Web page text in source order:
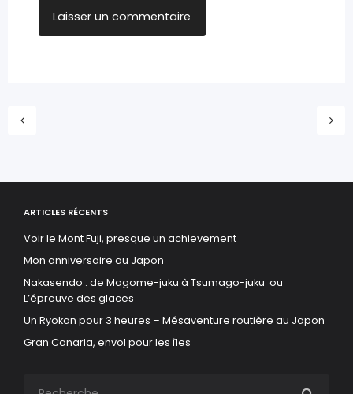
ARTICLES RÉCENTS
Voir le Mont Fuji, presque un achievement
Mon anniversaire au Japon
Nakasendo : de Magome-juku à Tsumago-juku ou
L’épreuve des glaces
Un Ryokan pour 3 heures – Mésaventure routière au Japon
Gran Canaria, envol pour les îles